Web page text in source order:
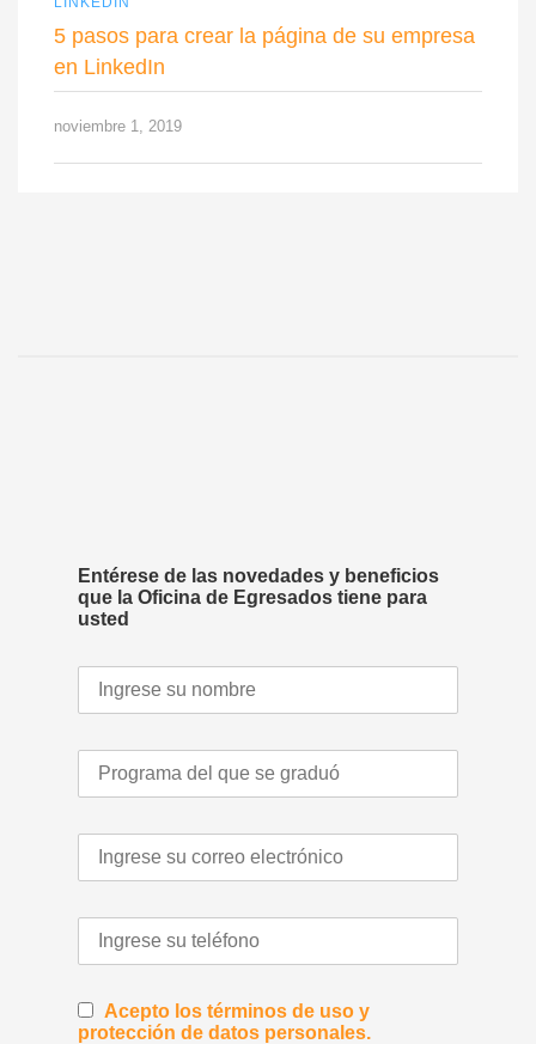
5 pasos para crear la página de su empresa
en LinkedIn
noviembre 1, 2019
Entérese de las novedades y beneficios
que la Oficina de Egresados tiene para
usted
Acepto los términos de uso y
protección de datos personales.